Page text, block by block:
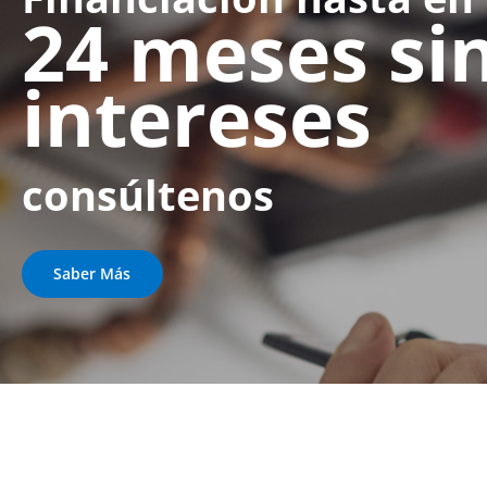
24 meses
intereses
consúltenos
Saber Más